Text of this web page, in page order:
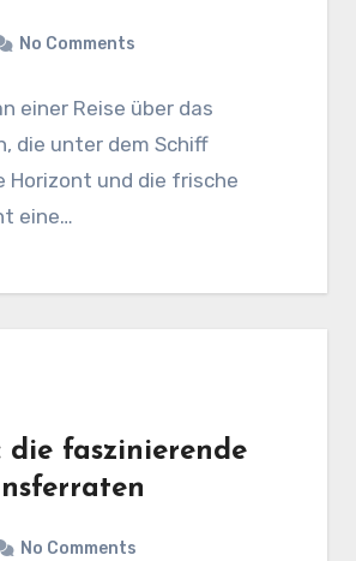
No Comments
einer Reise über das
die unter dem Schiff
Horizont und die frische
eine…
die faszinierende
No Comments